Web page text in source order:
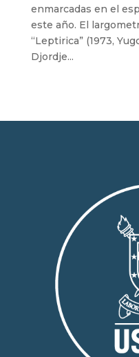
enmarcadas en el
este año. El
“Leptirica” (1973,
Djordje...